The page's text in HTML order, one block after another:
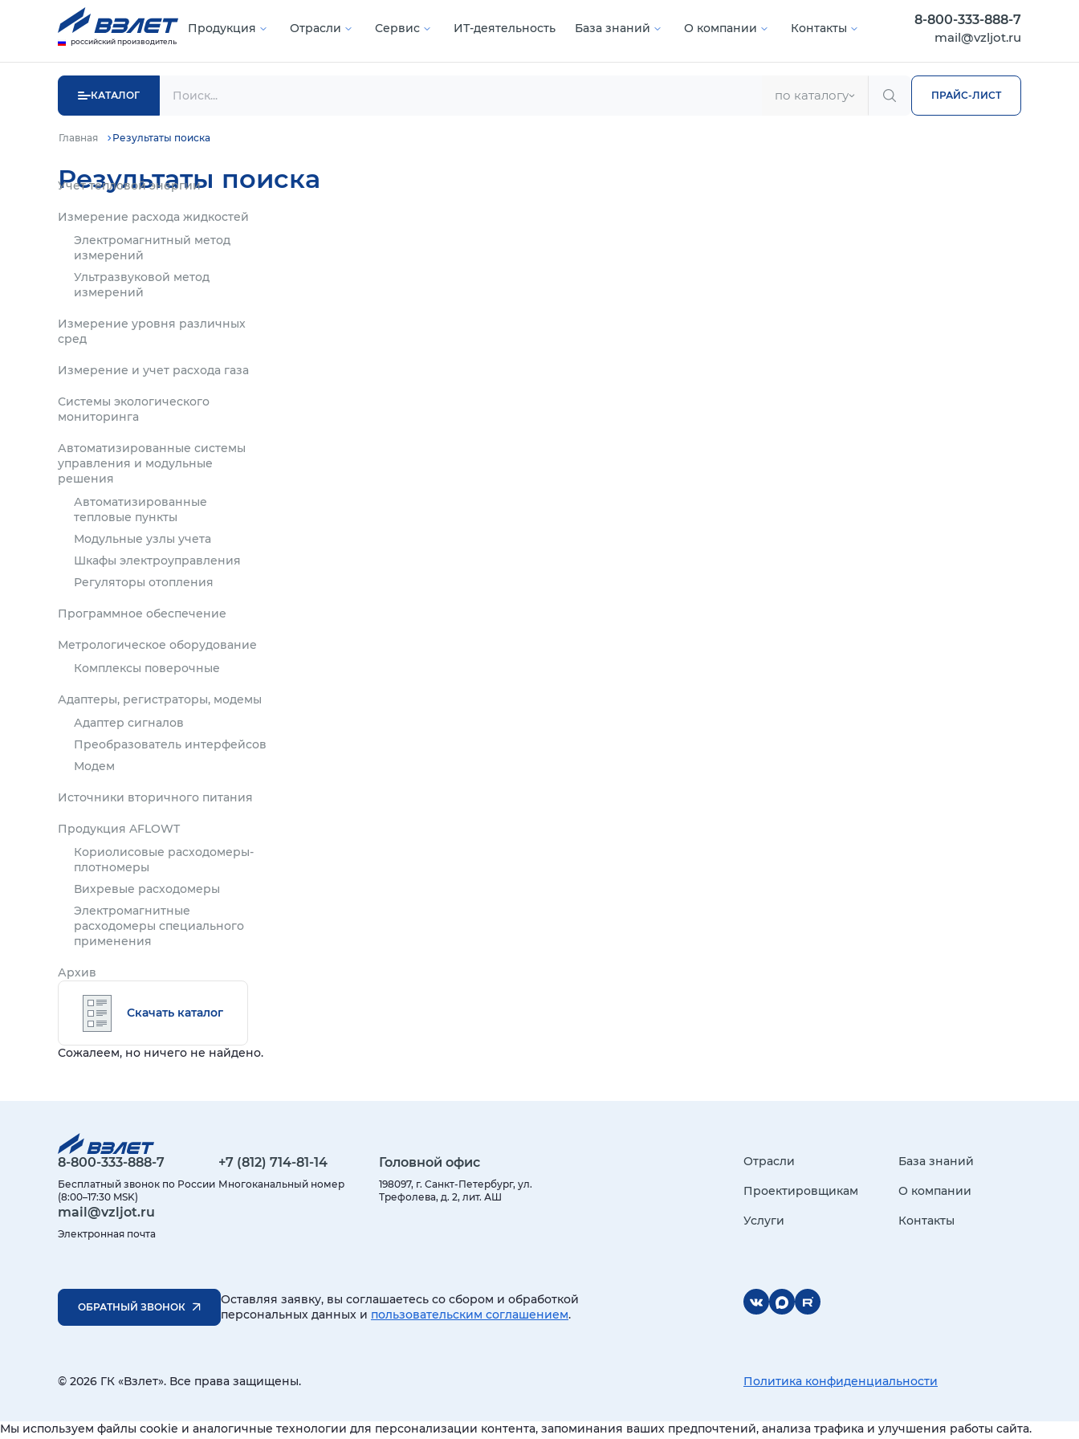
российский производитель
Продукция Отрасли Сервис ИТ-деятельность База знаний О компании Контакты
8-800-333-888-7
mail@vzljot.ru
КАТАЛОГ по каталогу ПРАЙС-ЛИСТ
Главная Результаты поиска
Результаты поиска
Учет тепловой энергии
Измерение расхода жидкостей
Электромагнитный метод
измерений
Ультразвуковой метод
измерений
Измерение уровня различных
сред
Измерение и учет расхода газа
Системы экологического
мониторинга
Автоматизированные системы
управления и модульные
решения
Автоматизированные
тепловые пункты
Модульные узлы учета
Шкафы электроуправления
Регуляторы отопления
Программное обеспечение
Метрологическое оборудование
Комплексы поверочные
Адаптеры, регистраторы, модемы
Адаптер сигналов
Преобразователь интерфейсов
Модем
Источники вторичного питания
Продукция AFLOWT
Кориолисовые расходомеры-
плотномеры
Вихревые расходомеры
Электромагнитные
расходомеры специального
применения
Архив
Скачать каталог
Сожалеем, но ничего не найдено.
8-800-333-888-7
Бесплатный звонок по России
(8:00–17:30 MSK)
+7 (812) 714-81-14
Многоканальный номер
Головной офис
198097, г. Санкт-Петербург, ул.
Трефолева, д. 2, лит. АШ
mail@vzljot.ru
Электронная почта
Отрасли
Проектировщикам
Услуги
База знаний
О компании
Контакты
ОБРАТНЫЙ ЗВОНОК
Оставляя заявку, вы соглашаетесь со сбором и обработкой
персональных данных и пользовательским соглашением.
© 2026 ГК «Взлет». Все права защищены. Политика конфиденциальности
Мы используем файлы cookie и аналогичные технологии для персонализации контента, запоминания ваших предпочтений, анализа трафика и улучшения работы сайта.